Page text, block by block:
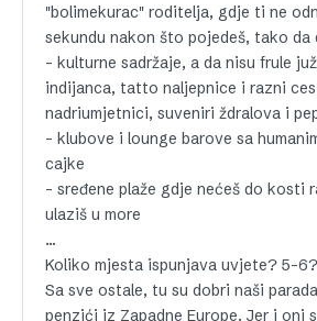
"bolimekurac" roditelja, gdje ti ne
sekundu nakon što pojedeš, tako da
– kulturne sadržaje, a da nisu frule
indijanca, tatto naljepnice i razni
nadriumjetnici, suveniri ždralova i
– klubove i lounge barove sa
cajke
– sređene plaže gdje nećeš do kosti
ulaziš u more
…
Koliko mjesta ispunjava uvjete? 5-6?
Sa sve ostale, tu su dobri naši
penzići iz Zapadne Europe. Jer i oni